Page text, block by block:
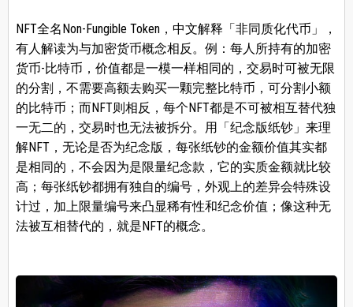
NFT全名Non-Fungible Token，中文解释「非同质化代币」，
有人解读为与加密货币概念相反。例：每人所持有的加密
货币-比特币，价值都是一模一样相同的，交易时可被无限
的分割，不需要高额去购买一颗完整比特币，可分割小额
的比特币；而NFT则相反，每个NFT都是不可被相互替代独
一无二的，交易时也无法被拆分。用「纪念版纸钞」来理
解NFT，无论是否为纪念版，每张纸钞的金额价值其实都
是相同的，不会因为是限量纪念款，它的实质金额就比较
高；每张纸钞都拥有独自的编号，外观上的差异会特殊设
计过，加上限量编号来凸显稀有性和纪念价值；像这种无
法被互相替代的，就是NFT的概念。